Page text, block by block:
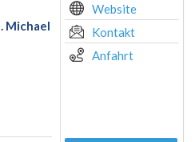
Michael
Website
Kontakt
Anfahrt